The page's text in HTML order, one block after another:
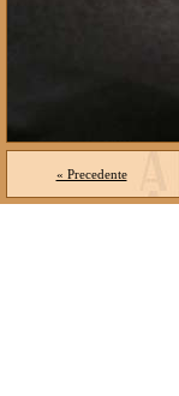
« Precedente